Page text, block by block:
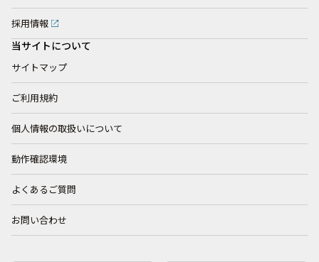
採用情報
当サイトについて
サイトマップ
ご利用規約
個人情報の取扱いについて
動作確認環境
よくあるご質問
お問い合わせ